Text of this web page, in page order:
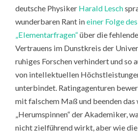
deutsche Physiker Harald Lesch
wunderbaren Rant ineiner Folge
„Elementarfragen“über die
Vertrauens im Dunstkreis der
ruhiges Forschen verhindert und so
von intellektuellen
unterbindet. Ratingagenturen
mit falschem Maß und beenden
„Herumspinnen“ der Akademiker,
nicht zielführend wirkt, aber wie